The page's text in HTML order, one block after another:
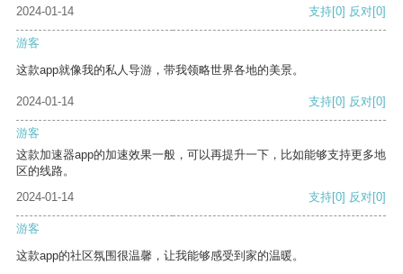
2024-01-14
支持[0] 反对[0]
游客
这款app就像我的私人导游，带我领略世界各地的美景。
2024-01-14 支持[0] 反对[0]
游客
这款加速器app的加速效果一般，可以再提升一下，比如能够支持更多地
区的线路。
2024-01-14
支持[0] 反对[0]
游客
这款app的社区氛围很温馨，让我能够感受到家的温暖。